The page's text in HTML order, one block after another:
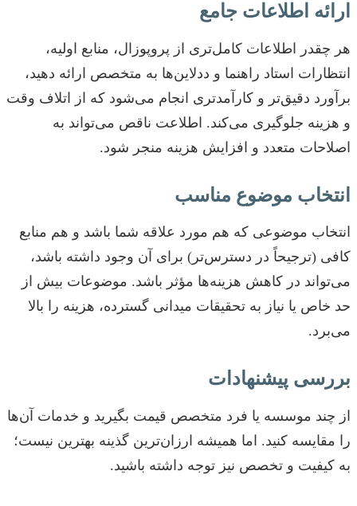
ارائه اطلاعات جامع
هر چقدر اطلاعات کامل‌تری از پروپوزال، منابع اولیه،
انتظارات استاد راهنما و ددلاین‌ها به متخصص ارائه دهید،
برآورد دقیق‌تر و کارآمدتری انجام می‌شود که از اتلاف وقت
و هزینه جلوگیری می‌کند. اطلاعت ناقص می‌تواند به
اصلاحات متعدد و افزایش هزینه منجر شود.
انتخاب موضوع مناسب
انتخاب موضوعی که هم مورد علاقه شما باشد و هم منابع
کافی (ترجیحاً در دسترس‌تر) برای آن وجود داشته باشد،
می‌تواند در کاهش هزینه‌ها مؤثر باشد. موضوعات بیش از
حد خاص یا نیاز به تحقیقات میدانی گسترده، هزینه را بالا
می‌برد.
بررسی پیشنهادات
از چند موسسه یا فرد متخصص قیمت بگیرید و خدمات آن‌ها
را مقایسه کنید. اما همیشه ارزان‌ترین گذینه بهترین نیست؛
به کیفیت و تخصص نیز توجه داشته باشید.